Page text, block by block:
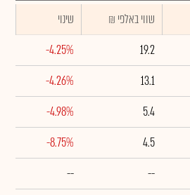
₪ שווי באלפי
שינוי
19.2
-4.25%
13.1
-4.26%
5.4
-4.98%
4.5
-8.75%
--
--